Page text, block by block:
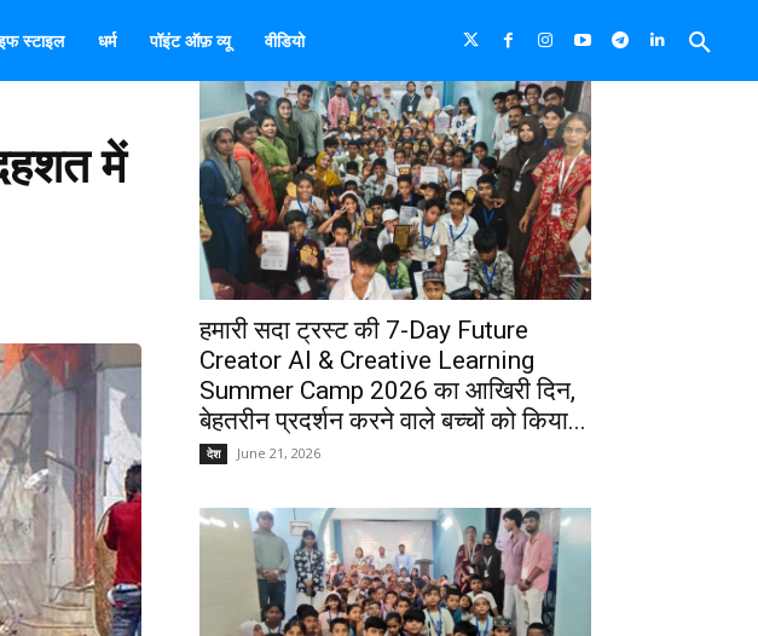
स्टाइल धर्म पॉइंट ऑफ़ व्यू वीडियो
में
हमारी सदा ट्रस्ट की 7-Day Future
Creator AI & Creative Learning
Summer Camp 2026 का आखिरी दिन,
बेहतरीन प्रदर्शन करने वाले बच्चों को किया...
देश June 21, 2026